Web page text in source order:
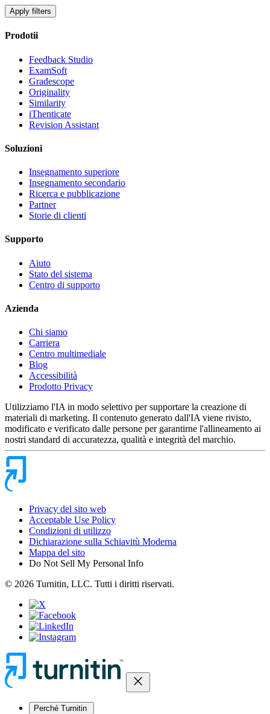
Apply filters
Prodotii
Feedback Studio
ExamSoft
Gradescope
Originality
Similarity
iThenticate
Revision Assistant
Soluzioni
Insegnamento superiore
Insegnamento secondario
Ricerca e pubblicazione
Partner
Storie di clienti
Supporto
Aiuto
Stato del sistema
Centro di supporto
Azienda
Chi siamo
Carriera
Centro multimediale
Blog
Accessibilità
Prodotto Privacy
Utilizziamo l'IA in modo selettivo per supportare la creazione di
materiali di marketing. Il contenuto generato dall'IA viene rivisto,
modificato e verificato dalle persone per garantirne l'allineamento ai
nostri standard di accuratezza, qualità e integrità del marchio.
Privacy del sito web
Acceptable Use Policy
Condizioni di utilizzo
Dichiarazione sulla Schiavitù Moderna
Mappa del sito
Do Not Sell My Personal Info
© 2026 Turnitin, LLC. Tutti i diritti riservati.
close
Perché Turnitin